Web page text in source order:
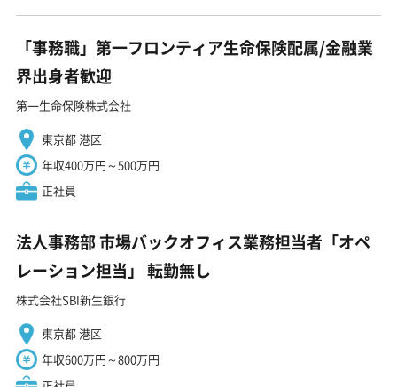
「事務職」第一フロンティア生命保険配属/金融業
界出身者歓迎
第一生命保険株式会社
東京都 港区
年収400万円～500万円
正社員
法人事務部 市場バックオフィス業務担当者「オペ
レーション担当」 転勤無し
株式会社SBI新生銀行
東京都 港区
年収600万円～800万円